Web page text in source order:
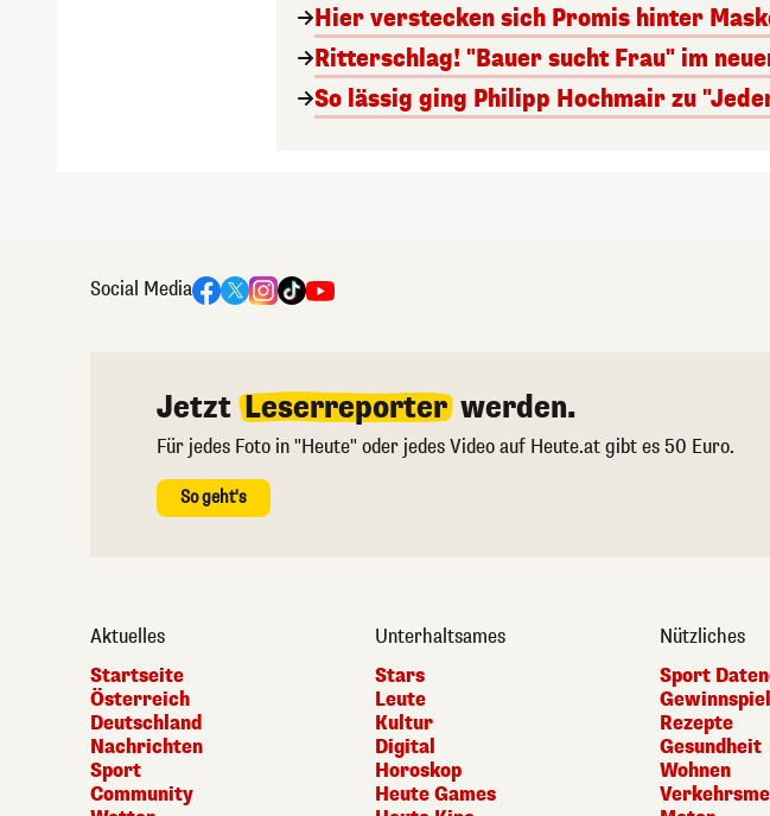
Hier verstecken sich Promis hinter
Ritterschlag! "Bauer sucht Frau" im
So lässig ging Philipp Hochmair zu
Social Media
Jetzt Leserreporter werden.
Für jedes Foto in "Heute" oder jedes Video auf Heute.at gibt es 50 Euro.
So geht's
Aktuelles
Startseite
Österreich
Deutschland
Nachrichten
Sport
Community
Unterhaltsames
Stars
Leute
Kultur
Digital
Horoskop
Heute Games
Nützliches
Sport
Rezepte
Gesundheit
Wohnen